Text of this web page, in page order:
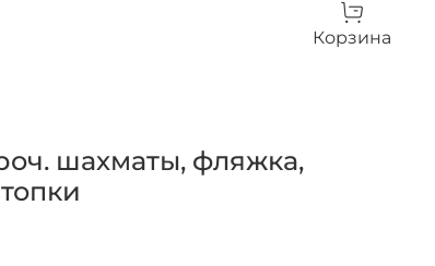
Корзина
шахматы, фляжка,